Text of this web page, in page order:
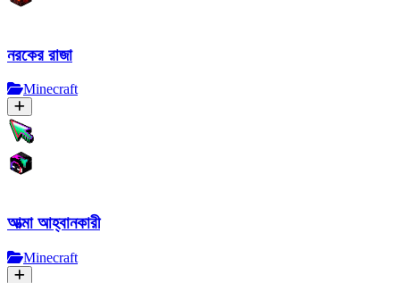
নরকের রাজা
Minecraft
আত্মা আহ্বানকারী
Minecraft